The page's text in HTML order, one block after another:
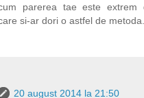
parerea tae este extrem
si-ar dori o astfel de
20 august 2014 la 21:50